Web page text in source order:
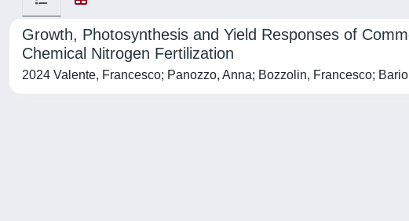
Growth, Photosynthesis and Yield Responses of
Chemical Nitrogen Fertilization
2024 Valente, Francesco; Panozzo, Anna; Bozzolin, Francesco;